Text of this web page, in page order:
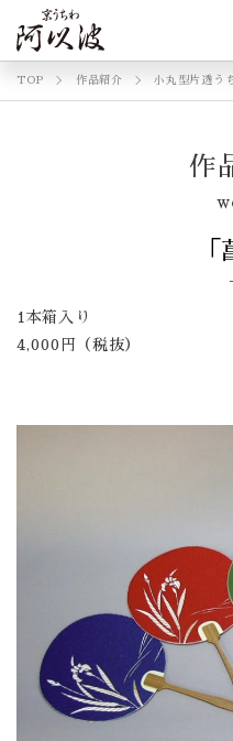
TOP 作品紹介 小丸型片透う
作
「
1本箱入り
4,000円（税抜）